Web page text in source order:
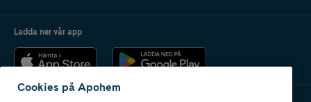
Ladda ner vår app
Cookies på Apohem